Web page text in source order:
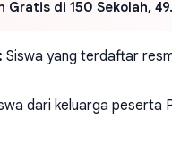
di 150 Sekolah,
Siswa yang terdaftar
dari keluarga peserta